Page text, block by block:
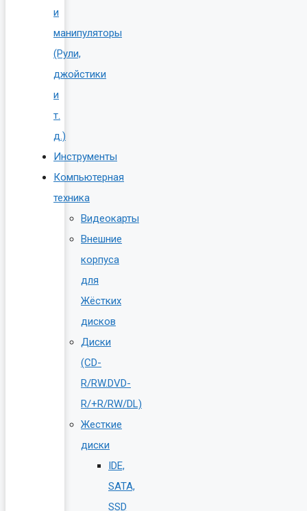
и
манипуляторы
(Рули,
джойстики
и
т.
д.)
Инструменты
Компьютерная
техника
Видеокарты
Внешние
корпуса
для
Жёстких
дисков
Диски
(CD-
R/RW.DVD-
R/+R/RW/DL)
Жесткие
диски
IDE,
SATA,
SSD